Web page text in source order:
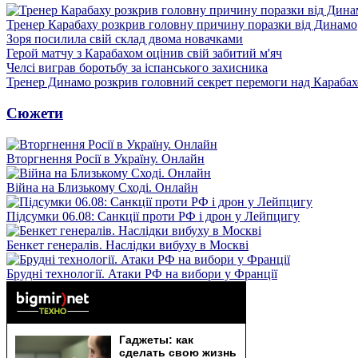
Тренер Карабаху розкрив головну причину поразки від Динамо
Зоря посилила свій склад двома новачками
Герой матчу з Карабахом оцінив свій забитий м'яч
Челсі виграв боротьбу за іспанського захисника
Тренер Динамо розкрив головний секрет перемоги над
Сюжети
Вторгнення Росії в Україну. Онлайн
Війна на Близькому Сході. Онлайн
Підсумки 06.08: Санкції проти РФ і дрон у Лейпцигу
Бенкет генералів. Наслідки вибуху в Москві
Брудні технології. Атаки РФ на вибори у Франції